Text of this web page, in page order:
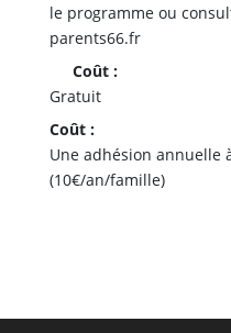
le programme ou
parents66.fr
Coût :
Gratuit
Coût :
Une adhésion annuelle
(10€/an/famille)